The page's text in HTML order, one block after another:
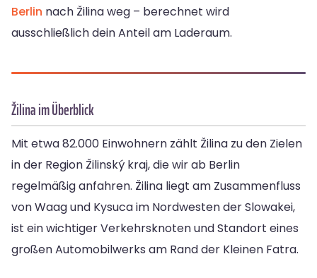
Berlin nach Žilina weg – berechnet wird
ausschließlich dein Anteil am Laderaum.
Žilina im Überblick
Mit etwa 82.000 Einwohnern zählt Žilina zu den Zielen
in der Region Žilinský kraj, die wir ab Berlin
regelmäßig anfahren. Žilina liegt am Zusammenfluss
von Waag und Kysuca im Nordwesten der Slowakei,
ist ein wichtiger Verkehrsknoten und Standort eines
großen Automobilwerks am Rand der Kleinen Fatra.